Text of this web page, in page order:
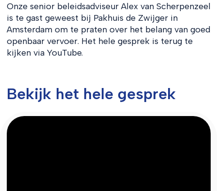
Onze senior beleidsadviseur Alex van Scherpenzeel
is te gast geweest bij Pakhuis de Zwijger in
Amsterdam om te praten over het belang van goed
openbaar vervoer. Het hele gesprek is terug te
kijken via YouTube.
Bekijk het hele gesprek